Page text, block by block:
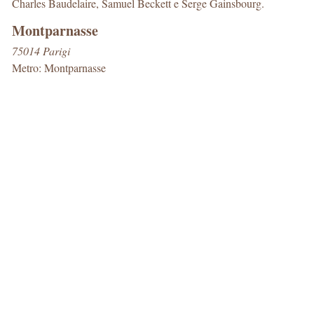
Charles Baudelaire, Samuel Beckett e Serge Gainsbourg.
Montparnasse
75014 Parigi
Metro: Montparnasse